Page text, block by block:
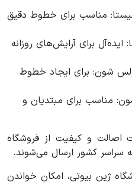
مناسب برای خطوط دقیق
برای آرایش‌های روزانه
شون: برای ایجاد خطوط
مناسب برای مبتدیان و
اصالت و کیفیت از فروشگاه
سراسر کشور ارسال می‌شوند.
ژین بیوتی، امکان خواندن